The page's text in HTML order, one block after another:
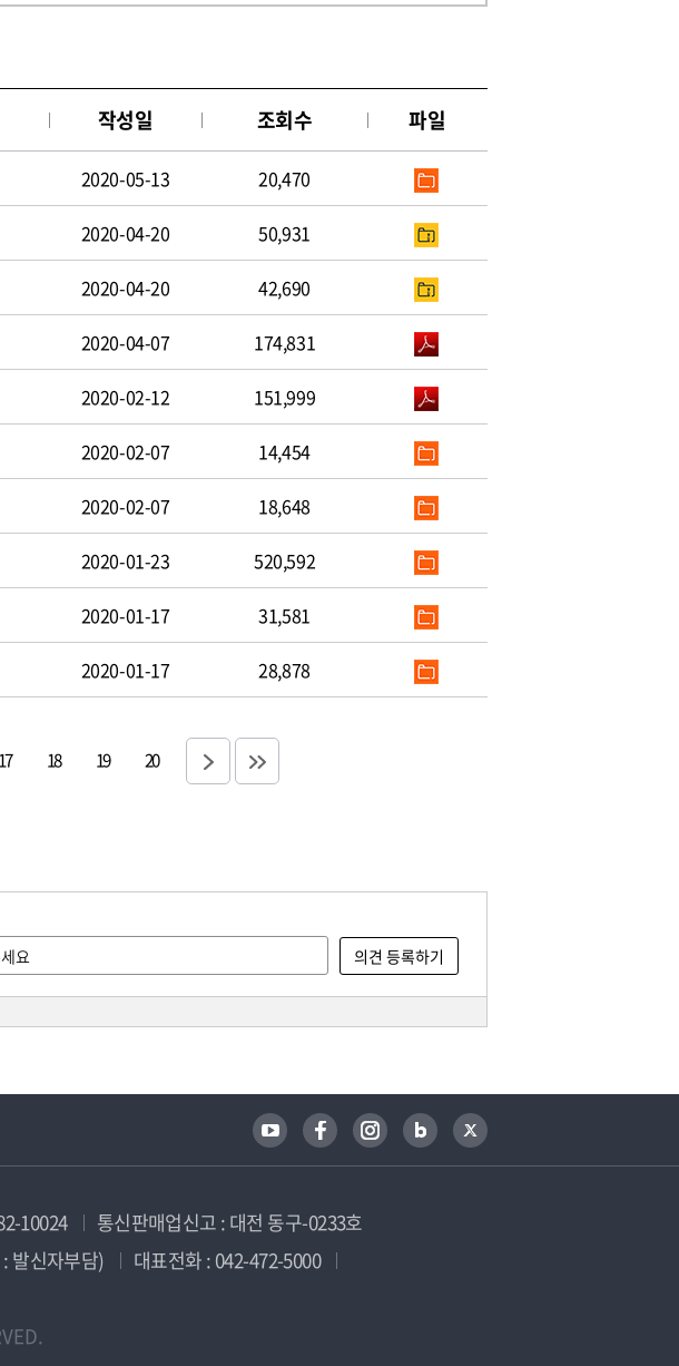
작성일 조회수 파일
2020-05-13 20,470
2020-04-20 50,931
2020-04-20 42,690
2020-04-07 174,831
2020-02-12 151,999
2020-02-07 14,454
2020-02-07 18,648
2020-01-23 520,592
2020-01-17 31,581
2020-01-17 28,878
17 18 19 20
10024
통신판매업신고 : 대전 동구-0233호
발신자부담)
대표전화 : 042-472-5000